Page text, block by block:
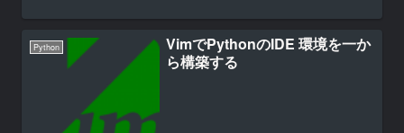
Python
VimでPythonのIDE 環境を一か
ら構築する